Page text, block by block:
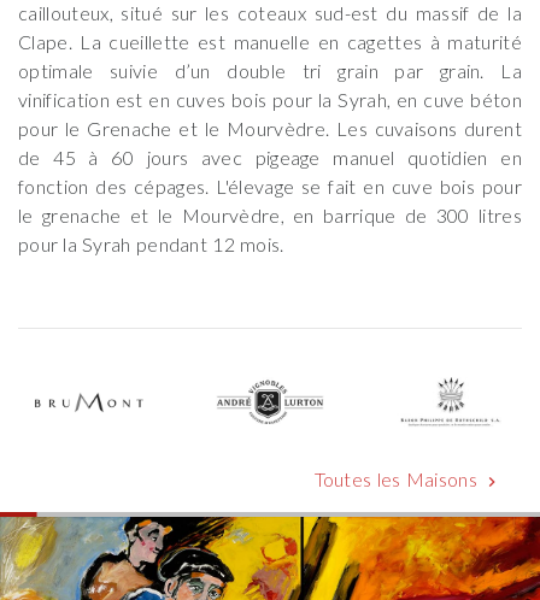
caillouteux, situé sur les coteaux sud-est du massif de la
Clape. La cueillette est manuelle en cagettes à maturité
optimale suivie d’un double tri grain par grain. La
vinification est en cuves bois pour la Syrah, en cuve béton
pour le Grenache et le Mourvèdre. Les cuvaisons durent
de 45 à 60 jours avec pigeage manuel quotidien en
fonction des cépages. L'élevage se fait en cuve bois pour
le grenache et le Mourvèdre, en barrique de 300 litres
pour la Syrah pendant 12 mois.
Toutes les Maisons chevron_right